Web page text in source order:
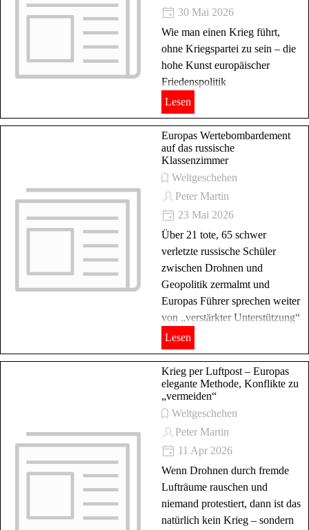
30 Mai 2026
Wie man einen Krieg führt,
ohne Kriegspartei zu sein – die
hohe Kunst europäischer
Friedenspolitik
Lesen
Europas Wertebombardement
auf das russische
Klassenzimmer
Weltgeschehen
Peter Martin
23 Mai 2026
Über 21 tote, 65 schwer
verletzte russische Schüler
zwischen Drohnen und
Geopolitik zermalmt und
Europas Führer sprechen weiter
von „verstärkter Unterstützung“
Lesen
Krieg per Luftpost – Europas
elegante Methode, Konflikte zu
„vermeiden“
Weltgeschehen
Peter Martin
11 Apr 2026
Wenn Drohnen durch fremde
Lufträume rauschen und
niemand protestiert, dann ist das
natürlich kein Krieg – sondern